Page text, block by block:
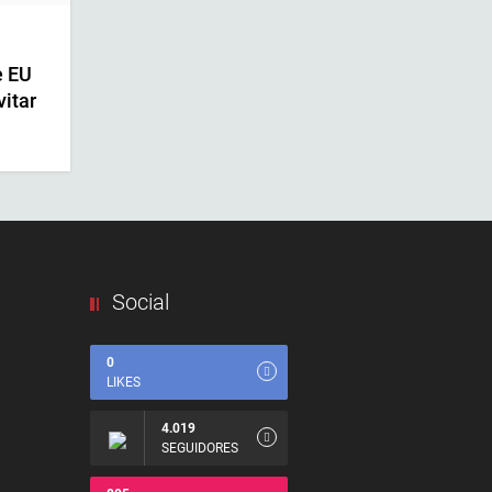
EU
Social
0
LIKES
4.019
SEGUIDORES